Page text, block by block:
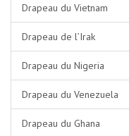
Drapeau du Vietnam
Drapeau de l’Irak
Drapeau du Nigeria
Drapeau du Venezuela
Drapeau du Ghana